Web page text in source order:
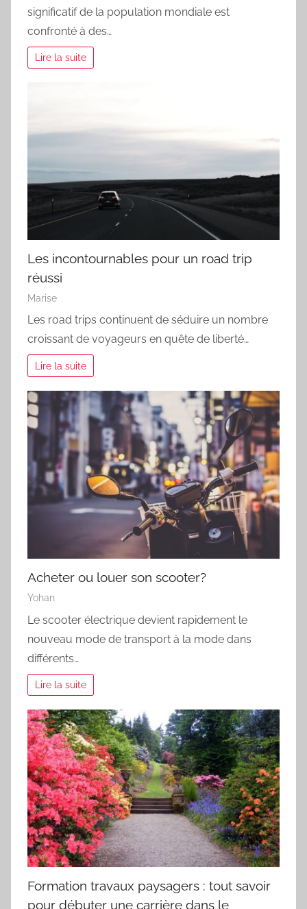
significatif de la population mondiale est
confronté à des…
Lire la suite
Les incontournables pour un road trip
réussi
Marise
Les road trips continuent de séduire un nombre
croissant de voyageurs en quête de liberté…
Lire la suite
Acheter ou louer son scooter?
Yohan
Le scooter électrique devient rapidement le
nouveau mode de transport à la mode dans
différents…
Lire la suite
Formation travaux paysagers : tout savoir
pour débuter une carrière dans le